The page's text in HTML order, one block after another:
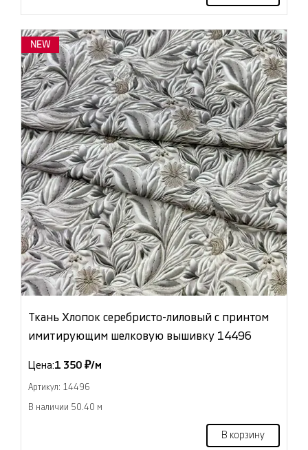
NEW
Ткань Хлопок серебристо-лиловый с принтом
имитирующим шелковую вышивку 14496
Цена:1 350 ₽/м
Артикул: 14496
В наличии 50.40 м
В корзину